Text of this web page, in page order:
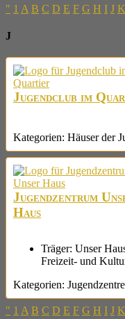
" 1 A B C D E F G H I J K
J
Jugendclub im
Kategorien: Häuser der
Jugendzentrum
Haus
Träger: Unser
Freizeit- und
Kategorien:
" 1 A B C D E F G H I J K